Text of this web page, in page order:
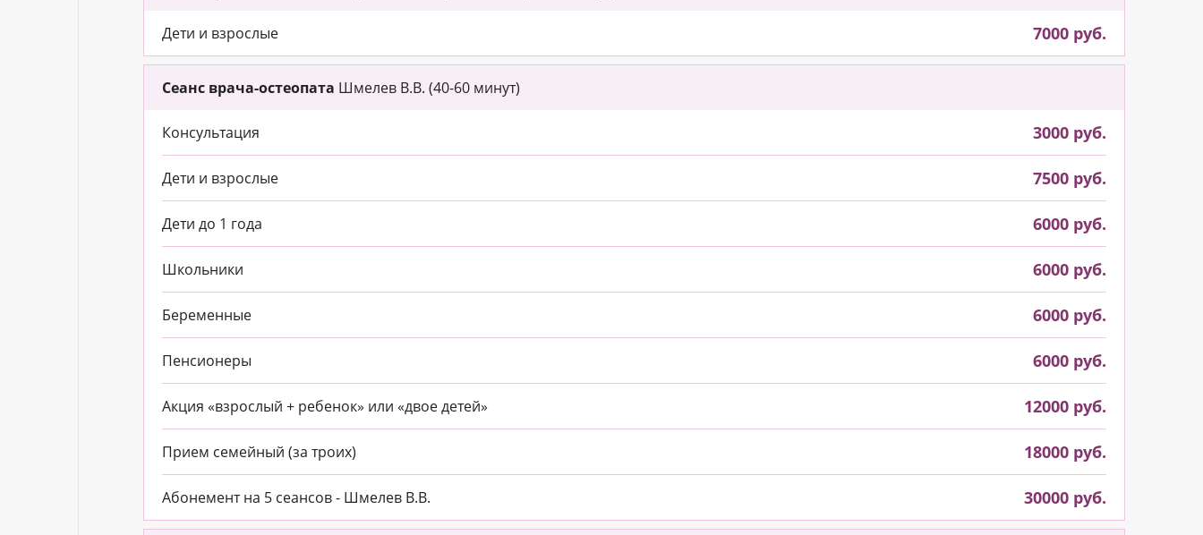
Дети и взрослые 7000 руб.
Сеанс врача-остеопата Шмелев В.В. (40-60 минут)
Консультация 3000 руб.
Дети и взрослые 7500 руб.
Дети до 1 года 6000 руб.
Школьники 6000 руб.
Беременные 6000 руб.
Пенсионеры 6000 руб.
Акция «взрослый + ребенок» или «двое детей» 12000 руб.
Прием семейный (за троих) 18000 руб.
Абонемент на 5 сеансов - Шмелев В.В. 30000 руб.